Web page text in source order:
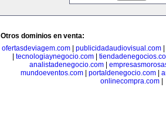
Otros dominios en venta:
ofertasdeviagem.com| publicidadaudiovisual.com|
tecnologiaynegocio.com
analistadenegocio.com
mundoeventos.com| portaldenegocio.com|
onlinecompra.com|